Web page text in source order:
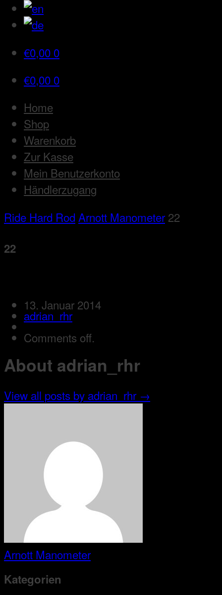
€0,00 0
€0,00 0
Home
Shop
Warenkorb
Zur Kasse
Mein Benutzerkonto
Händlerzugang
Ride Hard Rod Arnott Manometer 22
22
13. Januar 2014
adrian_rhr
Comments off.
About adrian_rhr
View all posts by adrian_rhr →
Arnott Manometer
Kategorien